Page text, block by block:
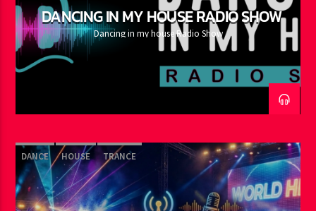
DANCING IN MY HOUSE RADIO SHOW
Dancing in my house Radio Show
DANCE HOUSE TRANCE